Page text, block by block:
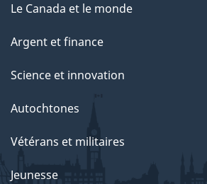
Le Canada et le monde
Argent et finance
Science et innovation
Autochtones
Vétérans et militaires
Jeunesse